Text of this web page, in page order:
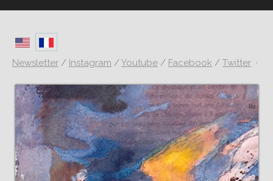
Newsletter / Instagram /Youtube / Facebook / Twitter ·